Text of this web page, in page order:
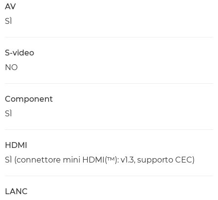
AV
SÌ
S-video
NO
Component
SÌ
HDMI
SÌ (connettore mini HDMI(™): v1.3, supporto CEC)
LANC